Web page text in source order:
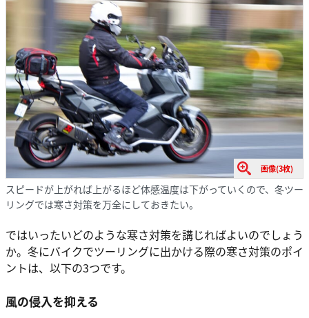
画像(3枚)
スピードが上がれば上がるほど体感温度は下がっていくので、冬ツー
リングでは寒さ対策を万全にしておきたい。
ではいったいどのような寒さ対策を講じればよいのでしょう
か。冬にバイクでツーリングに出かける際の寒さ対策のポイ
ントは、以下の3つです。
風の侵入を抑える